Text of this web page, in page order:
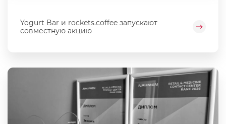
Yogurt Bar и rockets.coffee запускают
совместную акцию